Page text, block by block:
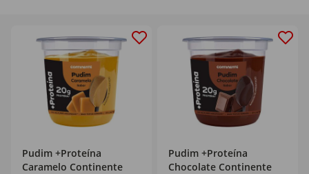
Pudim +Proteína
Caramelo Continente
Pudim +Proteína
Chocolate Continente